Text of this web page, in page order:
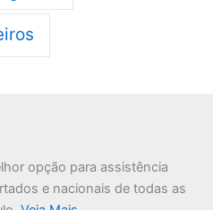
opção para assistência
e nacionais de todas as